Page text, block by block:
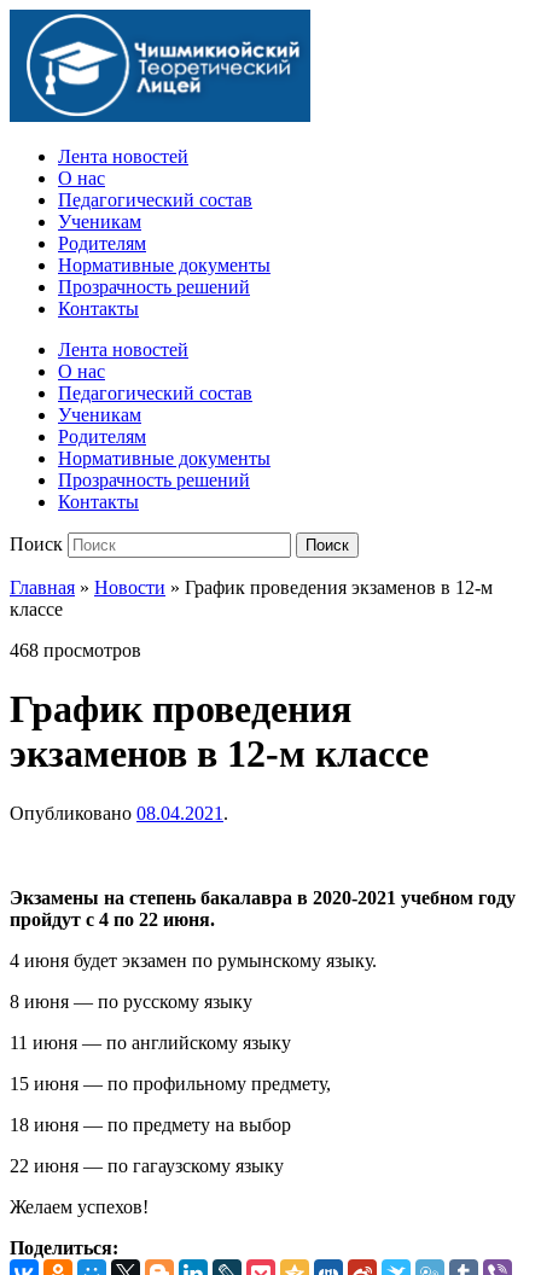
Официальный сайт учебного заведения
Лента новостей
О нас
Педагогический состав
Ученикам
Родителям
Нормативные документы
Прозрачность решений
Контакты
Лента новостей
О нас
Педагогический состав
Ученикам
Родителям
Нормативные документы
Прозрачность решений
Контакты
Поиск Поиск
Главная » Новости » График проведения экзаменов в 12-м
классе
468 просмотров
График проведения
экзаменов в 12-м классе
Опубликовано 08.04.2021 .
Экзамены на степень бакалавра в 2020-2021 учебном году
пройдут с 4 по 22 июня.
4 июня будет экзамен по румынскому языку.
8 июня — по русскому языку
11 июня — по английскому языку
15 июня — по профильному предмету,
18 июня — по предмету на выбор
22 июня — по гагаузскому языку
Желаем успехов!
Поделиться: